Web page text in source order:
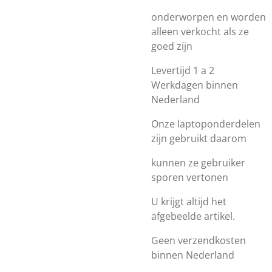
onderworpen en worden
alleen verkocht als ze
goed zijn
Levertijd 1 a 2
Werkdagen binnen
Nederland
Onze laptoponderdelen
zijn gebruikt daarom
kunnen ze gebruiker
sporen vertonen
U krijgt altijd het
afgebeelde artikel.
Geen verzendkosten
binnen Nederland